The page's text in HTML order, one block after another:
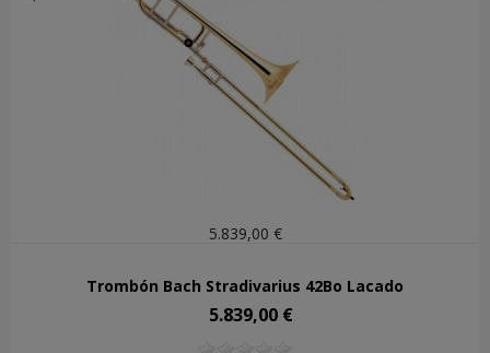
5.839,00 €
Trombón Bach Stradivarius 42Bo Lacado
Precio
5.839,00 €